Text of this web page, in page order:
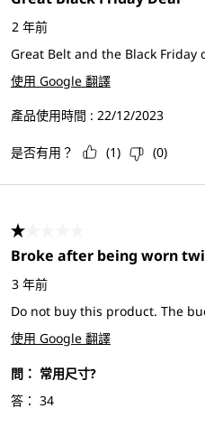
2 年前
Great Belt and the Black
使用 Google 翻譯
產品使用時間 : 22/12/2023
是否有用？ (1) (0)
1星，共5星。
Broke after being worn
3 年前
Do not buy this product. The
使用 Google 翻譯
問： 常用尺寸?
答： 34